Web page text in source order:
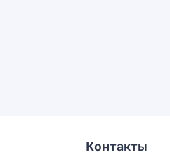
Контакты